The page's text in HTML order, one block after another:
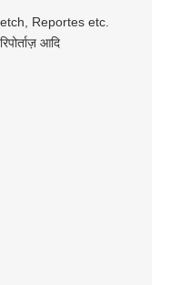
Reportes etc.
आदि